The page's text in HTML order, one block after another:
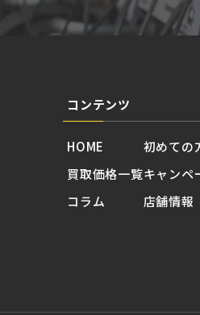
コンテンツ
HOME
買取価格一覧
コラム
初めての
キャンペ
店舗情報